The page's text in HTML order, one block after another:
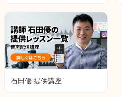
石田優 提供講座